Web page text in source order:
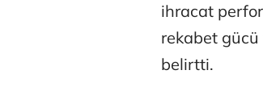
ihracat
rekabet
belirtti.